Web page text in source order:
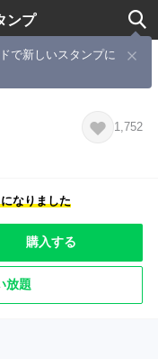
ンプ
で新しいスタンプに
フ（煽りプレイ）
1,752
なりました
購入する
放題